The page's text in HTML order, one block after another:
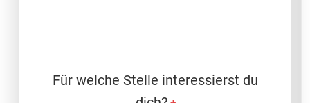
Für welche Stelle interessierst du